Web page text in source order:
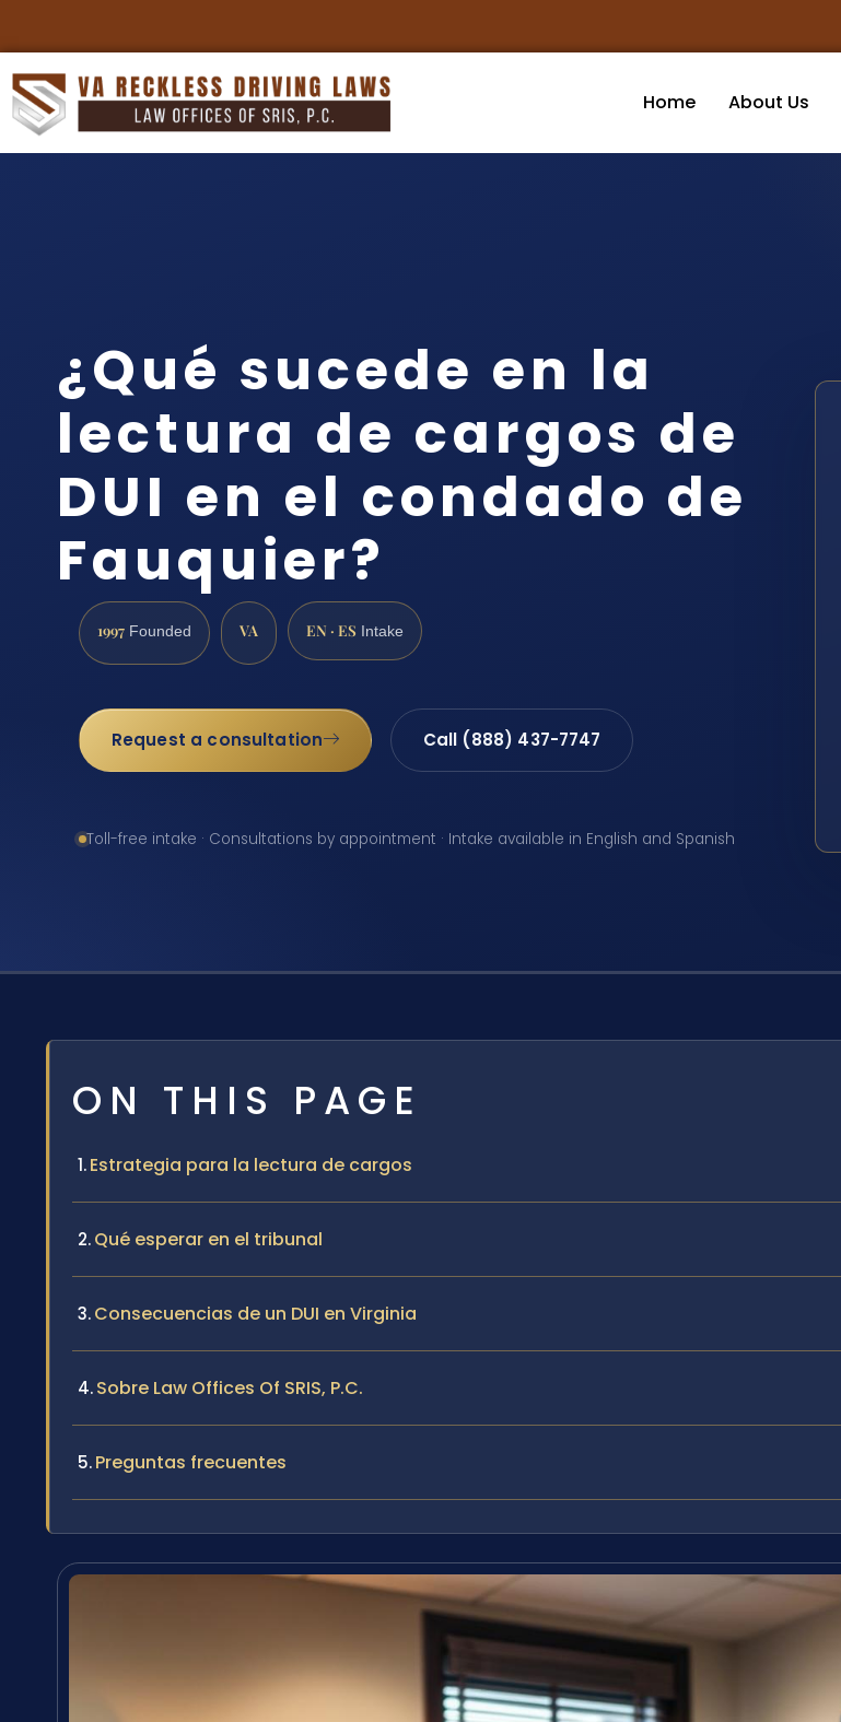
Home About Us
¿Qué sucede en la
lectura de cargos de
DUI en el condado de
Fauquier?
1997 Founded VA EN · ES Intake
Request a consultation Call (888) 437-7747
Toll-free intake · Consultations by appointment · Intake available in English and Spanish
ON THIS PAGE
Estrategia para la lectura de cargos
Qué esperar en el tribunal
Consecuencias de un DUI en Virginia
Sobre Law Offices Of SRIS, P.C.
Preguntas frecuentes